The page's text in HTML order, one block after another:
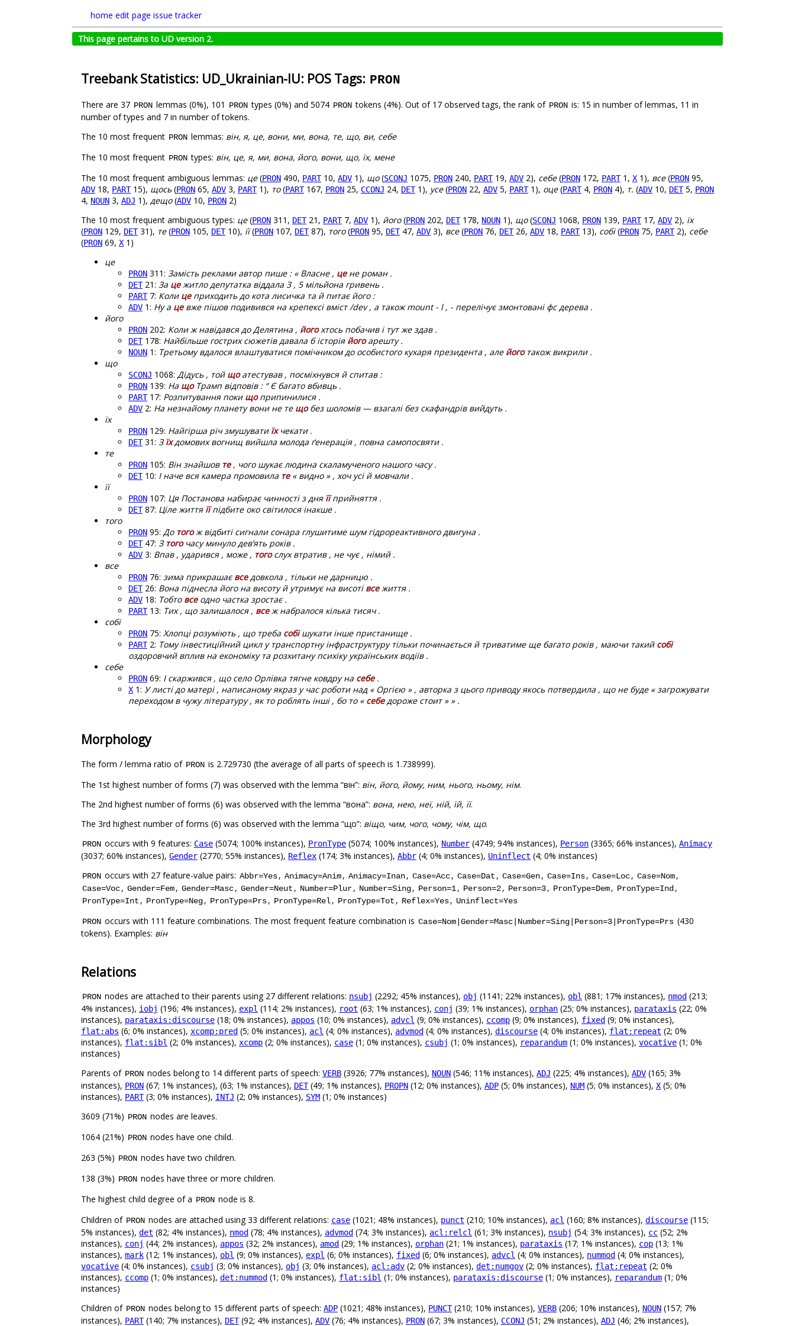
home edit page issue tracker
This page pertains to UD version 2.
Treebank Statistics: UD_Ukrainian-IU: POS Tags: PRON
There are 37 PRON lemmas (0%), 101 PRON types (0%) and 5074 PRON tokens (4%). Out of 17 observed tags, the rank of PRON is: 15 in number of lemmas, 11 in
number of types and 7 in number of tokens.
The 10 most frequent PRON lemmas: він, я, це, вони, ми, вона, те, що, ви, себе
The 10 most frequent PRON types: він, це, я, ми, вона, його, вони, що, їх, мене
The 10 most frequent ambiguous lemmas: це(PRON 490, PART10, ADV 1), що(SCONJ 1075, PRON 240, PART19, ADV 2), себе(PRON 172, PART1, X 1), все(PRON 95,
ADV 18, PART15), щось(PRON 65, ADV 3, PART1), то(PART167, PRON 25, CCONJ 24, DET1), усе(PRON 22, ADV 5, PART1), оце(PART4, PRON 4), т. (ADV 10, DET5, PRON
4, NOUN 3, ADJ 1), дещо(ADV 10, PRON 2)
The 10 most frequent ambiguous types: це(PRON 311, DET21, PART7, ADV 1), його(PRON 202, DET178, NOUN 1), що(SCONJ 1068, PRON 139, PART17, ADV 2), їх
(PRON 129, DET31), те(PRON 105, DET10), її(PRON 107, DET87), того(PRON 95, DET47, ADV 3), все(PRON 76, DET26, ADV 18, PART13), собі(PRON 75, PART2), себе
(PRON 69, X 1)
це
PRON 311: Замість реклами автор пише : « Власне , цене роман .
DET21: За цежитло депутатка віддала 3 , 5 мільйона гривень .
PART7: Коли цеприходить до кота лисичка та й питає його :
ADV 1: Ну а цевже пішов подивився на крепексі вміст /dev , а також mount - l , - перелічує змонтовані фс дерева .
його
PRON 202: Коли ж навідався до Делятина , йогохтось побачив і тут же здав .
DET178: Найбільше гострих сюжетів давала б історія йогоарешту .
NOUN 1: Третьому вдалося влаштуватися помічником до особистого кухаря президента , але йоготакож викрили .
що
SCONJ 1068: Дідусь , той щоатестував , посміхнувся й спитав :
PRON 139: На щоТрамп відповів : “ Є багато вбивць .
PART17: Розпитування поки щоприпинилися .
ADV 2: На незнайому планету вони не те щобез шоломів — взагалі без скафандрів вийдуть .
їх
PRON 129: Найгірша річ змушувати їхчекати .
DET31: Зїхдомових вогнищ вийшла молода ґенерація , повна самопосвяти .
те
PRON 105: Він знайшов те, чого шукає людина скаламученого нашого часу .
DET10: І наче вся камера промовила те« видно » , хоч усі й мовчали .
її
PRON 107: Ця Постанова набирає чинності з дня їїприйняття .
DET87: Ціле життя їїпідбите око світилося інакше .
того
PRON 95: До тогож відбиті сигнали сонара глушитиме шум гідрореактивного двигуна .
DET47: З тогочасу минуло дев’ять років .
ADV 3: Впав , ударився , може , тогослух втратив , не чує , німий .
все
PRON 76: зима прикрашає вседовкола , тільки не дарницю .
DET26: Вона піднесла його на висоту й утримує на висоті всежиття .
ADV 18: Тобто всеодно частка зростає .
PART13: Тих , що залишалося , всеж набралося кілька тисяч .
собі
PRON 75: Хлопці розуміють , що треба собішукати інше пристанище .
PART2: Тому інвестиційний цикл у транспортну інфраструктуру тільки починається й триватиме ще багато років , маючи такий собі
оздоровчий вплив на економіку та розхитану психіку українських водіїв .
себе
PRON 69: І скаржився , що село Орлівка тягне ковдру на себе.
X 1: У листі до матері , написаному якраз у час роботи над « Оргією » , авторка з цього приводу якось потвердила , що не буде « загрожувати
переходом в чужу літературу , як то роблять інші , бо то « себедороже стоит » » .
Morphology
The form / lemma ratio of PRON is 2.729730 (the average of all parts of speech is 1.738999).
The 1st highest number of forms (7) was observed with the lemma “він”: він, його, йому, ним, нього, ньому, нім.
The 2nd highest number of forms (6) was observed with the lemma “вона”: вона, нею, неї, ній, їй, її.
The 3rd highest number of forms (6) was observed with the lemma “що”: віщо, чим, чого, чому, чім, що.
PRON occurs with 9 features: Case (5074; 100% instances), PronType (5074; 100% instances), Number (4749; 94% instances), Person (3365; 66% instances), Animacy
(3037; 60% instances), Gender (2770; 55% instances), Reflex (174; 3% instances), Abbr (4; 0% instances), Uninflect (4; 0% instances)
PRON occurs with 27 feature-value pairs: Abbr=Yes, Animacy=Anim, Animacy=Inan, Case=Acc, Case=Dat , Case=Gen, Case=Ins, Case=Loc, Case=Nom,
Case=Voc, Gender=Fem, Gender=Masc, Gender=Neut , Number=Plur, Number=Sing, Person=1, Person=2, Person=3, PronType=Dem, PronType=Ind ,
PronType=Int , PronType=Neg, PronType=Prs, PronType=Rel, PronType=Tot , Reflex=Yes, Uninflect=Yes
PRON occurs with 111 feature combinations. The most frequent feature combination is Case=Nom|Gender=Masc|Number=Sing|Person=3|PronType=Prs (430
tokens). Examples: він
Relations
PRON nodes are attached to their parents using 27 different relations: nsubj (2292; 45% instances), obj (1141; 22% instances), obl (881; 17% instances), nmod (213;
4% instances), iobj (196; 4% instances), expl (114; 2% instances), root (63; 1% instances), conj (39; 1% instances), orphan (25; 0% instances), parataxis (22; 0%
instances), parataxis:discourse (18; 0% instances), appos (10; 0% instances), advcl (9; 0% instances), ccomp (9; 0% instances), fixed (9; 0% instances),
flat:abs (6; 0% instances), xcomp:pred (5; 0% instances), acl (4; 0% instances), advmod (4; 0% instances), discourse (4; 0% instances), flat:repeat (2; 0%
instances), flat:sibl (2; 0% instances), xcomp (2; 0% instances), case (1; 0% instances), csubj (1; 0% instances), reparandum (1; 0% instances), vocative (1; 0%
instances)
Parents of PRON nodes belong to 14 different parts of speech: VERB (3926; 77% instances), NOUN (546; 11% instances), ADJ (225; 4% instances), ADV (165; 3%
instances), PRON (67; 1% instances), (63; 1% instances), DET(49; 1% instances), PROPN (12; 0% instances), ADP (5; 0% instances), NUM (5; 0% instances), X (5; 0%
instances), PART(3; 0% instances), INTJ (2; 0% instances), SYM (1; 0% instances)
3609 (71%) PRON nodes are leaves.
1064 (21%) PRON nodes have one child.
263 (5%) PRON nodes have two children.
138 (3%) PRON nodes have three or more children.
The highest child degree of a PRON node is 8.
Children of PRON nodes are attached using 33 different relations: case (1021; 48% instances), punct (210; 10% instances), acl (160; 8% instances), discourse (115;
5% instances), det (82; 4% instances), nmod (78; 4% instances), advmod (74; 3% instances), acl:relcl (61; 3% instances), nsubj (54; 3% instances), cc (52; 2%
instances), conj (44; 2% instances), appos (32; 2% instances), amod (29; 1% instances), orphan (21; 1% instances), parataxis (17; 1% instances), cop (13; 1%
instances), mark (12; 1% instances), obl (9; 0% instances), expl (6; 0% instances), fixed (6; 0% instances), advcl (4; 0% instances), nummod (4; 0% instances),
vocative (4; 0% instances), csubj (3; 0% instances), obj (3; 0% instances), acl:adv (2; 0% instances), det:numgov (2; 0% instances), flat:repeat (2; 0%
instances), ccomp (1; 0% instances), det:nummod (1; 0% instances), flat:sibl (1; 0% instances), parataxis:discourse (1; 0% instances), reparandum (1; 0%
instances)
Children of PRON nodes belong to 15 different parts of speech: ADP (1021; 48% instances), PUNCT(210; 10% instances), VERB (206; 10% instances), NOUN (157; 7%
instances), PART(140; 7% instances), DET(92; 4% instances), ADV (76; 4% instances), PRON (67; 3% instances), CCONJ (51; 2% instances), ADJ (46; 2% instances),